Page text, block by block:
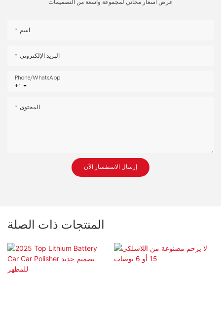
عرض أسعار مجاني لمجموعة واسعة من التصميمات
اسم
البريد الإلكتروني
+1
Phone/whatsApp
المحتوى
إرسال الاستفسار الآن
المنتجات ذات الصلة